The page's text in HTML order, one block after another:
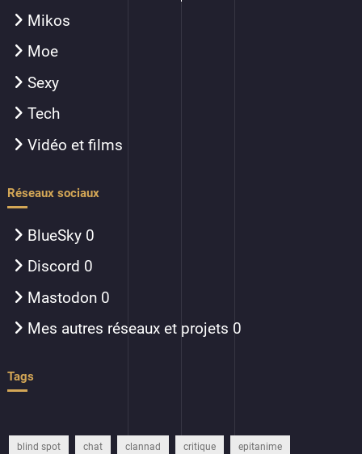
Mikos
Moe
Sexy
Tech
Vidéo et films
Réseaux sociaux
BlueSky 0
Discord 0
Mastodon 0
Mes autres réseaux et projets 0
Tags
blind spot chat clannad critique epitanime